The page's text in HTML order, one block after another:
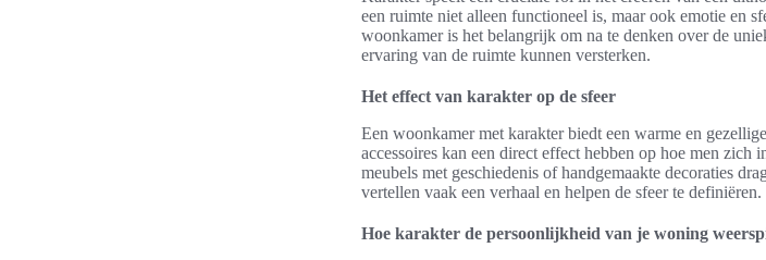
een ruimte niet alleen functioneel is, maar ook emotie en
woonkamer is het belangrijk om na te denken over de
ervaring van de ruimte kunnen versterken.
Het effect van karakter op de sfeer
Een woonkamer met karakter biedt een warme en
accessoires kan een direct effect hebben op hoe men
meubels met geschiedenis of handgemaakte decoraties
vertellen vaak een verhaal en helpen de sfeer te definiëren.
Hoe karakter de persoonlijkheid van je woning